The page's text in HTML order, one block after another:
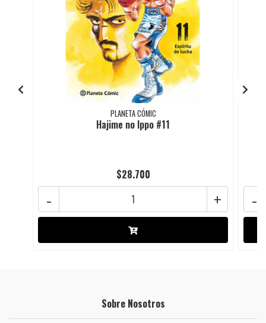
PLANETA CÓMIC
Hajime no Ippo #11
$28.700
+
- -
Sobre Nosotros